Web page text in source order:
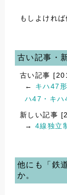
もしよけれ
古い記事・
古い記事
← キハ47
ハ47・キハ
新しい記事
→ 4線独立
他にも「鉄
か。